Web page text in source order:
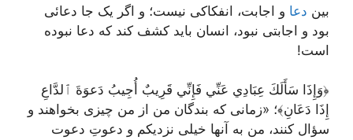
بین دعا و اجابت، انفکاکی نیست؛ و اگر یک جا دعائی
بود و اجابتی نبود، انسان باید کشف کند که دعا نبوده
است!
﴿وَإِذَا سَأَلَكَ عِبَادِي عَنِّي فَإِنِّي قَرِيبٌ أُجِيبُ دَعوَةَ ٱلدَّاعِ
إِذَا دَعَانِ﴾؛ «زمانی که بندگان من از من چیزی بخواهند و
سؤال کنند، من به آنها خیلی نزدیکم و دعوتِ دعوت